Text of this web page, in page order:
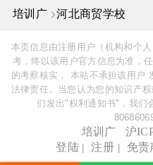
培训广 >河北商贸学校
本页信息由注册用户（机构和个
考，终以该用户官方信息为准，
的考察核实， 本站不承担该用户
法律责任。当您认为您的知识产
们发出"权利通知书"，我们
培训广
沪
登陆 | 注册 | 免责